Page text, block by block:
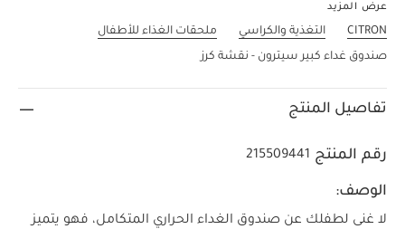
عرض المزيد
CITRON التغذية والكراسي
ملحقات الغذاء للأطفال
صندوق غداء كبير سيترون - نقشة كرز
تفاصيل المنتج
رقم المنتج 215509441
الوصف:
لا غنى لطفلك عن صندوق الغداء الحراري المتكامل، فهو يتميز